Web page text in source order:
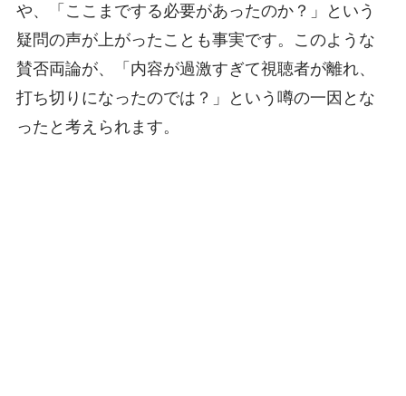
や、「ここまでする必要があったのか？」という
疑問の声が上がったことも事実です。このような
賛否両論が、「内容が過激すぎて視聴者が離れ、
打ち切りになったのでは？」という噂の一因とな
ったと考えられます。